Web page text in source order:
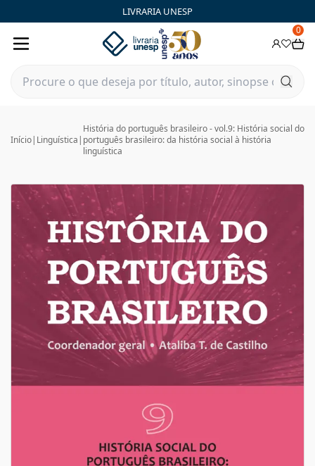
LIVRARIA UNESP
0
Início| Linguística |
História do português brasileiro - vol.9: História social do
português brasileiro: da história social à história
linguística